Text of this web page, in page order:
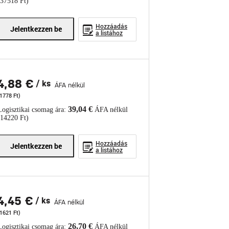
Jelentkezzen be
Hozzáadás
a listához
€ / ks ÁFA nélkül
Ft)
csomag ára: 39,04 € ÁFA nélkül
Ft)
Jelentkezzen be
Hozzáadás
a listához
€ / ks ÁFA nélkül
Ft)
csomag ára: 26,70 € ÁFA nélkül